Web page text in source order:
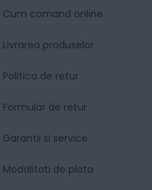
Cum comand online
Livrarea produselor
Politica de retur
Formular de retur
Garantii si service
Modalitati de plata